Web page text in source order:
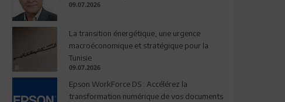
09.07.2026
La transition énergétique, une urgence
macroéconomique et stratégique pour la
Tunisie
09.07.2026
Epson WorkForce DS : Accélérez la
transformation numérique de vos documents